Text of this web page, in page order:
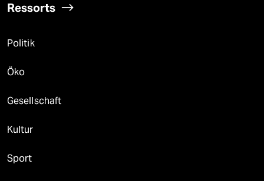
Ressorts
Politik
Öko
Gesellschaft
Kultur
Sport